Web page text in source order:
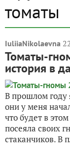
томаты
IuliiaNikolaevna
Томаты-
история в
В прошлом году
они у меня
что будет в
посеяла своих
стаканчиков. В